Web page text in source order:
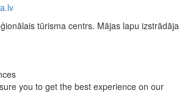
tūrisma centrs. Mājas lapu izstrādāja
you to get the best experience on our